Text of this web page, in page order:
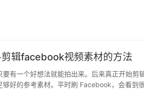
辑facebook视频素材的方法
有一个好想法就能拍出来。后来真正开始剪
好的参考素材。平时刷 Facebook，会看到